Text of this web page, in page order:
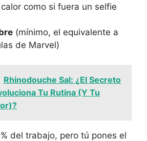
como si fuera un selfie
(mínimo, el equivalente a
de Marvel)
Rhinodouche Sal: ¿El Secreto
Tu Rutina (Y Tu
del trabajo, pero tú pones el